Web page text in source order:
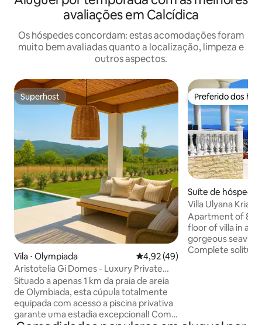
avaliações em Calcídica
Os hóspedes concordam: estas acomodações foram
muito bem avaliadas quanto a localização, limpeza e
outros aspectos.
Superhost
Superhost
Vila ⋅ Olympiada 4,92 de uma avaliação média
4,92 (49)
Aristotelia Gi Domes - Luxury Private
Pool Retreat
Situado a apenas 1 km da praia de areia
de Olymbiada, esta cúpula totalmente
equipada com acesso a piscina privativa
garante uma estadia excepcional! Com
Preferido dos
Preferido dos
Suíte de hóspedes
lkidikis
Villa Ulyana
mar de Athos
Apartment of 80
floor of villa in
gorgeous
Complete